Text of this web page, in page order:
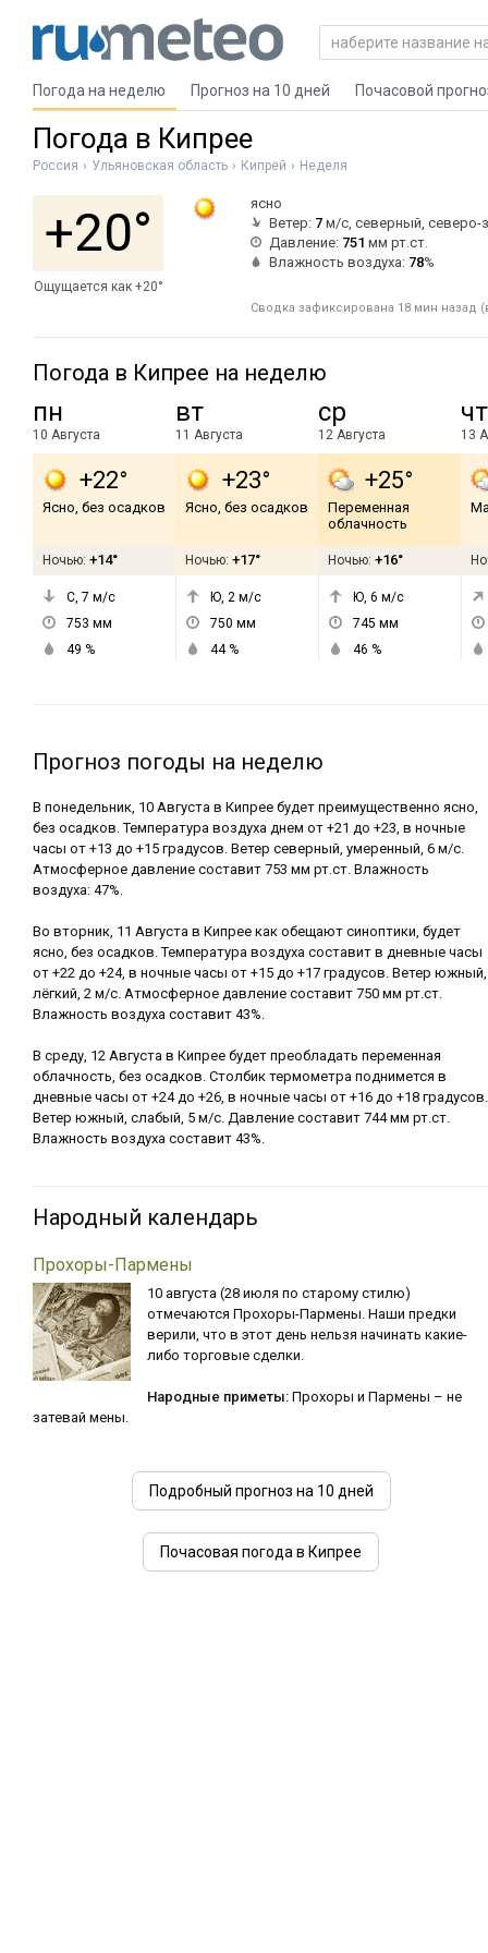
Погода на неделю Прогноз на 10 дней Почасовой
Погода в Кипрее
Россия Ульяновская область Кипрей Неделя
+20°
Ощущается как +20°
ясно
Ветер: 7 м/с, северный, северо-
Давление: 751 мм рт.ст.
Влажность воздуха: 78%
Сводка зафиксирована 18 мин назад
Погода в Кипрее на неделю
пн
10 Августа
+22°
Ясно, без осадков
Ночью: +14°
С, 7 м/с
753 мм
49 %
вт
11 Августа
+23°
Ясно, без осадков
Ночью: +17°
Ю, 2 м/с
750 мм
44%
ср
12 Августа
+25°
Переменная
облачность
Ночью: +16°
Ю, 6 м/с
745 мм
46 %
чт
13
Прогноз погоды на неделю
В понедельник, 10 Августа в Кипрее будет преимущественно ясно,
без осадков. Температура воздуха днем от +21 до +23, в ночные
часы от +13 до +15 градусов. Ветер северный, умеренный, 6 м/с.
Атмосферное давление составит 753 мм рт.ст. Влажность
воздуха: 47%.
Во вторник, 11 Августа в Кипрее как обещают синоптики, будет
ясно, без осадков. Температура воздуха составит в дневные часы
от +22 до +24, в ночные часы от +15 до +17 градусов. Ветер южный,
лёгкий, 2 м/с. Атмосферное давление составит 750 мм рт.ст.
Влажность воздуха составит 43%.
В среду, 12 Августа в Кипрее будет преобладать переменная
облачность, без осадков. Столбик термометра поднимется в
дневные часы от +24 до +26, в ночные часы от +16 до +18 градусов.
Ветер южный, слабый, 5 м/с. Давление составит 744 мм рт.ст.
Влажность воздуха составит 43%.
Народный календарь
Прохоры-Пармены
10 августа (28 июля по старому стилю)
отмечаются Прохоры-Пармены. Наши предки
верили, что в этот день нельзя начинать какие-
либо торговые сделки.
Народные приметы: Прохоры и Пармены – не
затевай мены.
Подробный прогноз на 10 дней
Почасовая погода в Кипрее